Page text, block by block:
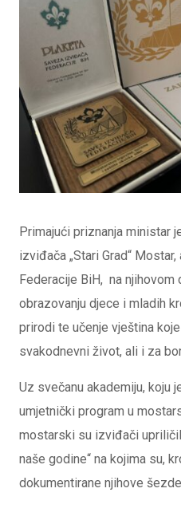
Primajući priznanja ministar
izviđača „Stari Grad“
Federacije BiH, na njihovom
obrazovanju djece i mladih
prirodi te učenje vještina
svakodnevni život, ali i za
Uz svečanu akademiju, koju
umjetnički program u
mostarski su izviđači
naše godine“ na kojima su,
dokumentirane njihove